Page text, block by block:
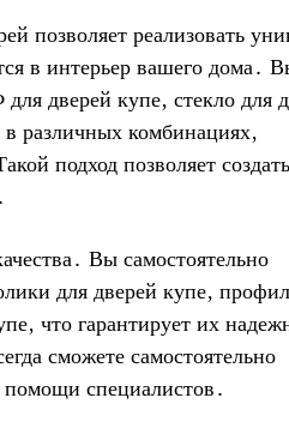
позволяет реализовать
в интерьер вашего дома․
дверей купе‚ стекло для
в различных комбинациях‚
подход позволяет создать
Вы самостоятельно
для дверей купе‚
что гарантирует их
сможете самостоятельно
помощи специалистов․